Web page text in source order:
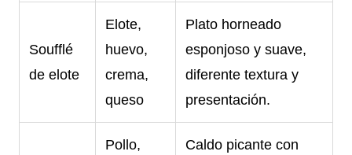
Soufflé
de elote
Elote,
huevo,
crema,
queso
Plato horneado
esponjoso y suave,
diferente textura y
presentación.
Pollo,
Caldo picante con